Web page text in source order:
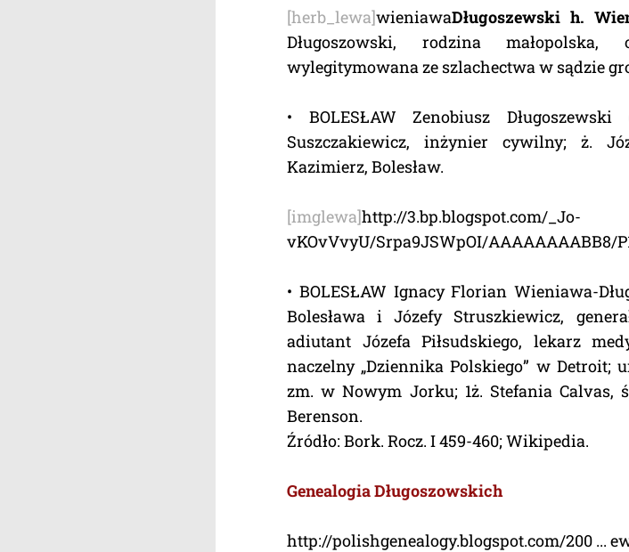
[herb_lewa]wieniawaDługoszewski h.
Długoszowski, rodzina
wylegitymowana ze szlachectwa w sądzie
• BOLESŁAW Zenobiusz
Suszczakiewicz, inżynier cywilny; ż.
Kazimierz, Bolesław.
[imglewa]http://3.bp.blogspot.com/_Jo-
vKOvVvyU/Srpa9JSWpOI/AAAAAAAABB8/
• BOLESŁAW Ignacy Florian Wieniawa-
Bolesława i Józefy Struszkiewicz,
adiutant Józefa Piłsudskiego, lekarz
naczelny „Dziennika Polskiego” w Detroit;
zm. w Nowym Jorku; 1ż. Stefania Calvas,
Berenson.
Źródło: Bork. Rocz. I 459-460; Wikipedia.
Genealogia Długoszowskich
http://polishgenealogy.blogspot.com/200 ...